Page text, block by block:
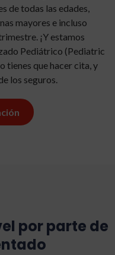
de todas las edades,
mayores e incluso
¡Y estamos
Pediátrico (Pediatric
tienes que hacer cita, y
los seguros.
por parte de